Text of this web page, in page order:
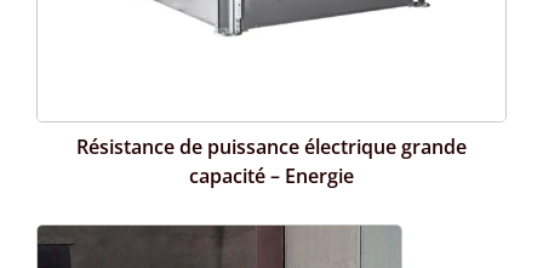
Résistance de puissance électrique grande
capacité – Energie